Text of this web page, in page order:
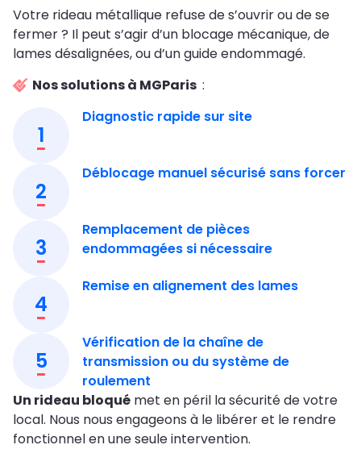
Votre rideau métallique refuse de s’ouvrir ou de se
fermer ? Il peut s’agir d’un blocage mécanique, de
lames désalignées, ou d’un guide endommagé.
Nos solutions à MGParis :
1
Diagnostic rapide sur site
2
Déblocage manuel sécurisé sans forcer
3
Remplacement de pièces
endommagées si nécessaire
4
Remise en alignement des lames
5
Vérification de la chaîne de
transmission ou du système de
roulement
Un rideau bloqué met en péril la sécurité de votre
local. Nous nous engageons à le libérer et le rendre
fonctionnel en une seule intervention.